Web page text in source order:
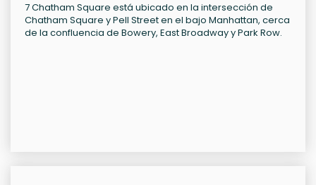
7 Chatham Square está ubicado en la intersección de
Chatham Square y Pell Street en el bajo Manhattan, cerca
de la confluencia de Bowery, East Broadway y Park Row.